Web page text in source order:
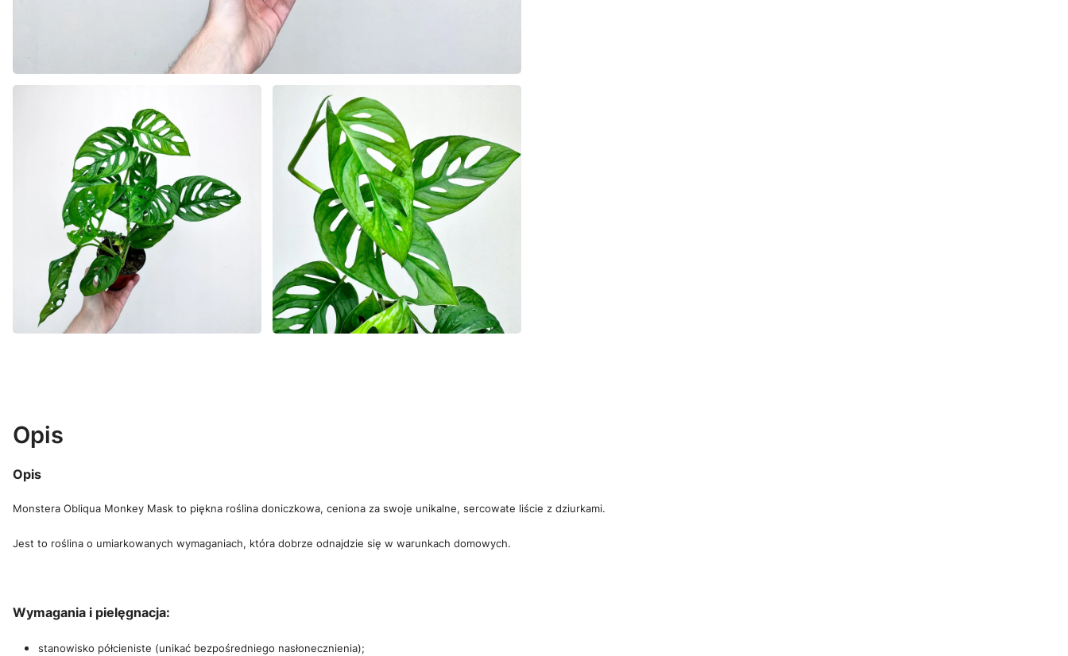
Opis
Opis
Monstera Obliqua Monkey Mask to piękna roślina doniczkowa, ceniona za swoje unikalne, sercowate liście z dziurkami.
Jest to roślina o umiarkowanych wymaganiach, która dobrze odnajdzie się w warunkach domowych.
Wymagania i pielęgnacja:
stanowisko półcieniste (unikać bezpośredniego nasłonecznienia);